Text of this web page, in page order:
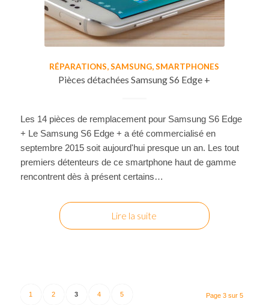
RÉPARATIONS,SAMSUNG,SMARTPHONES
Pièces détachées Samsung S6 Edge +
Les 14 pièces de remplacement pour Samsung S6 Edge
+ Le Samsung S6 Edge + a été commercialisé en
septembre 2015 soit aujourd'hui presque un an. Les tout
premiers détenteurs de ce smartphone haut de gamme
rencontrent dès à présent certains…
Lire la suite
Page 3 sur 5
1 2 3 4 5